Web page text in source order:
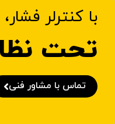
با کنترلر
تحت
تماس با مشاور فنی